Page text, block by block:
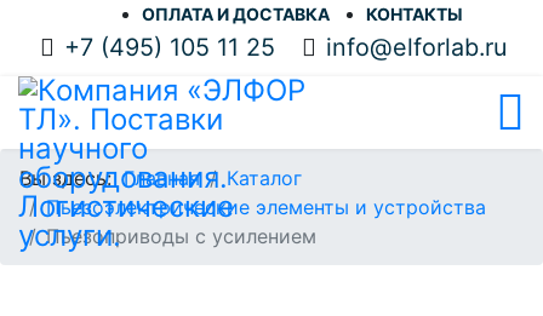
ОПЛАТА И ДОСТАВКА
КОНТАКТЫ
+7 (495) 105 11 25 info@elforlab.ru
Вы здесь:Главная
Каталог
Пьезоэлектрические элементы и устройства
Пьезоприводы с усилением